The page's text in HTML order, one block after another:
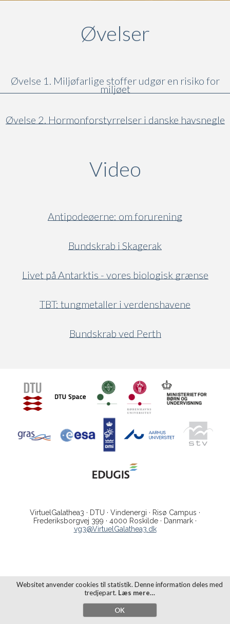
Websitet anvender cookies til statistik. Denne information deles med
tredjepart. Læs mere…
OK
Øvelser
Øvelse 1. Miljøfarlige stoffer udgør en risiko for
miljøet
Øvelse 2. Hormonforstyrrelser i danske havsnegle
Video
Antipodeøerne: om forurening
Bundskrab i Skagerak
Livet på Antarktis - vores biologisk grænse
TBT: tungmetaller i verdenshavene
Bundskrab ved Perth
VirtuelGalathea3 · DTU · Vindenergi · Risø Campus ·
Frederiksborgvej 399 · 4000 Roskilde · Danmark ·
vg3@VirtuelGalathea3.dk